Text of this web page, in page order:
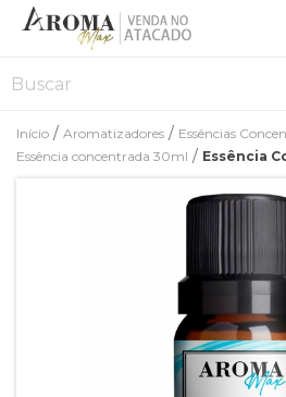
Início / Aromatizadores / Essências
Essência concentrada 30ml / Essência